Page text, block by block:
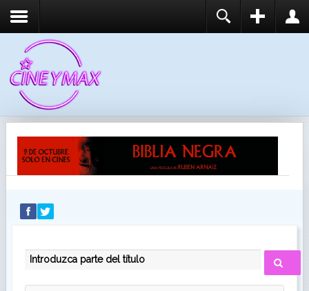
RECUÉRDEME
IDENTIFICARSE
INTRODUZCA PARTE DEL TÍTULO